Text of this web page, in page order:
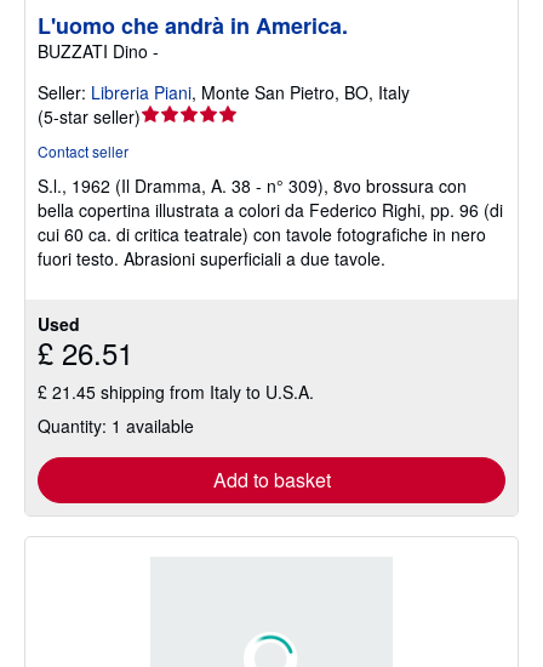
Used
£ 26.51
£ 21.45 shipping from Italy to U.S.A.
Quantity: 1 available
Add to basket
L'uomo che andrà in America.
BUZZATI Dino -
Seller: Libreria Piani, Monte San Pietro, BO, Italy
(5-star seller)Seller
out
of
5
stars
Contact seller
S.l., 1962 (Il Dramma, A. 38 - n° 309), 8vo brossura con
bella copertina illustrata a colori da Federico Righi, pp. 96 (di
cui 60 ca. di critica teatrale) con tavole fotografiche in nero
fuori testo. Abrasioni superficiali a due tavole.